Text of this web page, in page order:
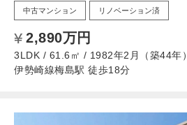
中古マンション リノベーション済
2,890万円
3LDK / 61.6㎡ / 1982年2月（築44年）
伊勢崎線梅島駅 徒歩18分